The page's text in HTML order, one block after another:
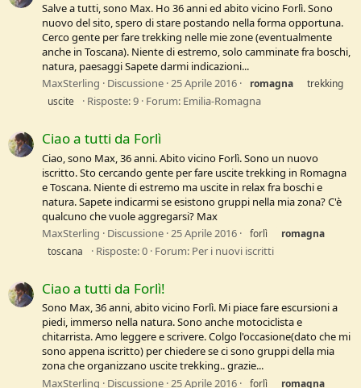
Salve a tutti, sono Max. Ho 36 anni ed abito vicino Forlì. Sono
nuovo del sito, spero di stare postando nella forma opportuna.
Cerco gente per fare trekking nelle mie zone (eventualmente
anche in Toscana). Niente di estremo, solo camminate fra boschi,
natura, paesaggi Sapete darmi indicazioni...
MaxSterling
Discussione 25 Aprile 2016 romagna
trekking
uscite
Risposte: 9 Forum: Emilia-Romagna
Ciao a tutti da Forlì
Ciao, sono Max, 36 anni. Abito vicino Forlì. Sono un nuovo
iscritto. Sto cercando gente per fare uscite trekking in Romagna
e Toscana. Niente di estremo ma uscite in relax fra boschi e
natura. Sapete indicarmi se esistono gruppi nella mia zona? C'è
qualcuno che vuole aggregarsi? Max
MaxSterling
Discussione 25 Aprile 2016 forlì
romagna
toscana
Risposte: 0 Forum: Per i nuovi iscritti
Ciao a tutti da Forlì!
Sono Max, 36 anni, abito vicino Forlì. Mi piace fare escursioni a
piedi, immerso nella natura. Sono anche motociclista e
chitarrista. Amo leggere e scrivere. Colgo l'occasione(dato che mi
sono appena iscritto) per chiedere se ci sono gruppi della mia
zona che organizzano uscite trekking.. grazie...
MaxSterling
Discussione 25 Aprile 2016 forlì romagna